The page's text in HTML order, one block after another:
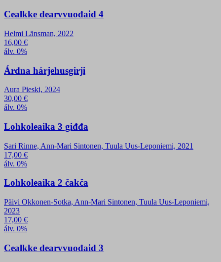
Cealkke dearvvuođaid 4
Helmi Länsman, 2022
16,00 €
álv. 0%
Árdna hárjehusgirji
Aura Pieski, 2024
30,00 €
álv. 0%
Lohkoleaika 3 giđđa
Sari Rinne, Ann-Mari Sintonen, Tuula Uus-Leponiemi, 2021
17,00 €
álv. 0%
Lohkoleaika 2 čakča
Päivi Okkonen-Sotka, Ann-Mari Sintonen, Tuula Uus-Leponiemi,
2023
17,00 €
álv. 0%
Cealkke dearvvuođaid 3